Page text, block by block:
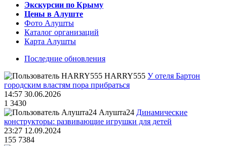
Экскурсии по Крыму
Цены в Алуште
Фото Алушты
Каталог организаций
Карта Алушты
Последние обновления
HARRY555 У отеля Бартон
городским властям пора прибраться
14:57 30.06.2026
1 3430
Алушта24 Динамические
конструкторы: развивающие игрушки для детей
23:27 12.09.2024
155 7384